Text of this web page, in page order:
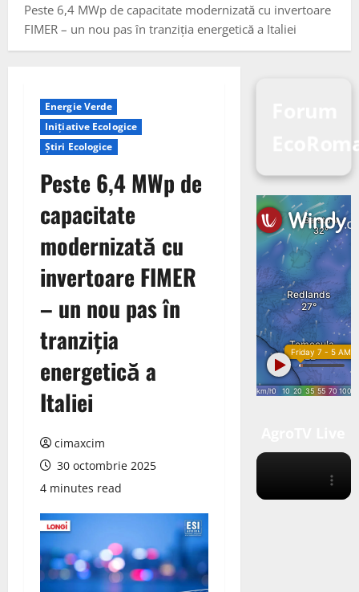
Peste 6,4 MWp de capacitate modernizată cu invertoare
FIMER – un nou pas în tranziția energetică a Italiei
Energie Verde
Inițiative Ecologice
Știri Ecologice
Peste 6,4 MWp de
capacitate
modernizată cu
invertoare FIMER
– un nou pas în
tranziția
energetică a
Italiei
cimaxcim
30 octombrie 2025
4 minutes read